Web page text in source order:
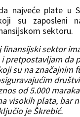
najveće plate u
su zaposleni
sektoru.
finansijski sektor
pretpostavljam da
su na značajnim
od 5.000
visokih plata, bar
je Škrebić.